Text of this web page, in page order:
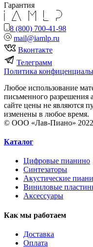
Гарантия
8 (800) 700-41-98
mail@iamlp.ru
Вконтакте
Телеграмм
Политика
Любое использование
письменного разрешения
сайте цены не являются
изменены в любое время.
© ООО «Лав-Пиано» 2022
Каталог
Цифровые пианино
Синтезаторы
Акустические
Виниловые
Аксессуары
Как мы работаем
Доставка
Оплата